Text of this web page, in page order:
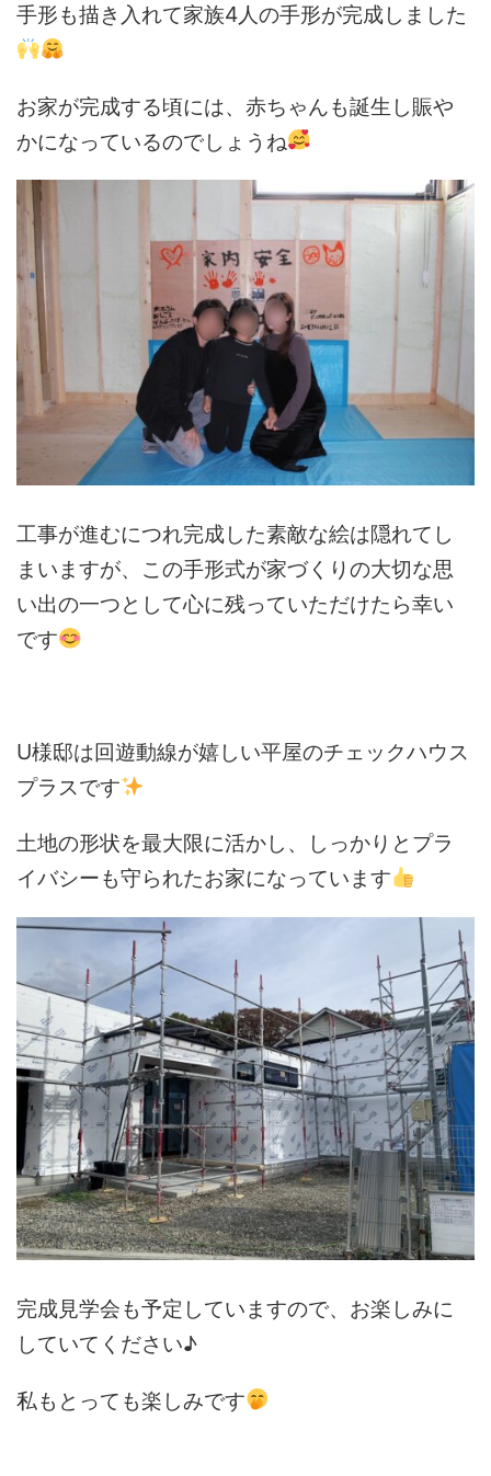
手形も描き入れて家族4人の手形が完成しました
お家が完成する頃には、赤ちゃんも誕生し賑や
かになっているのでしょうね
工事が進むにつれ完成した素敵な絵は隠れてし
まいますが、この手形式が家づくりの大切な思
い出の一つとして心に残っていただけたら幸い
です
U様邸は回遊動線が嬉しい平屋のチェックハウス
プラスです
土地の形状を最大限に活かし、しっかりとプラ
イバシーも守られたお家になっています
完成見学会も予定していますので、お楽しみに
していてください♪
私もとっても楽しみです